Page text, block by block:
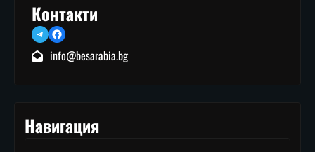
Контакти
TelegramFacebook
info@besarabia.bg
Навигация